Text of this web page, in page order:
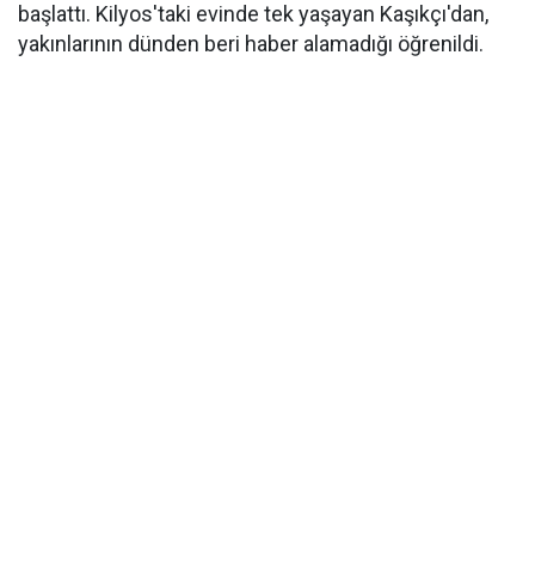
başlattı. Kilyos'taki evinde tek yaşayan Kaşıkçı'dan,
yakınlarının dünden beri haber alamadığı öğrenildi.